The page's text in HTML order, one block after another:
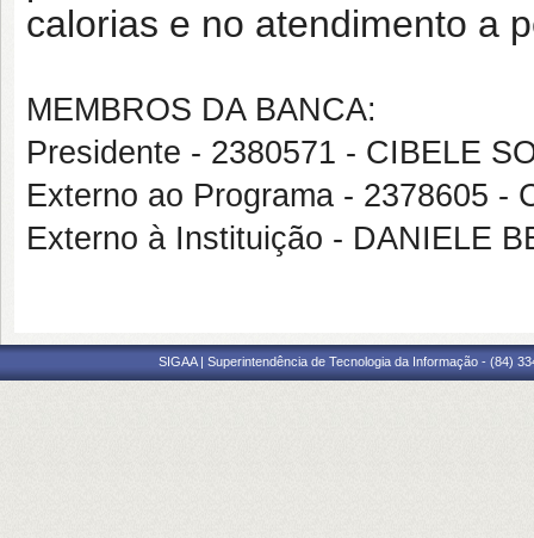
calorias e no atendimento a
MEMBROS DA BANCA:
Presidente - 2380571 - CIBELE
Externo ao Programa - 2378605 -
Externo à Instituição - DANIELE
SIGAA | Superintendência de Tecnologia da Informação - (84)